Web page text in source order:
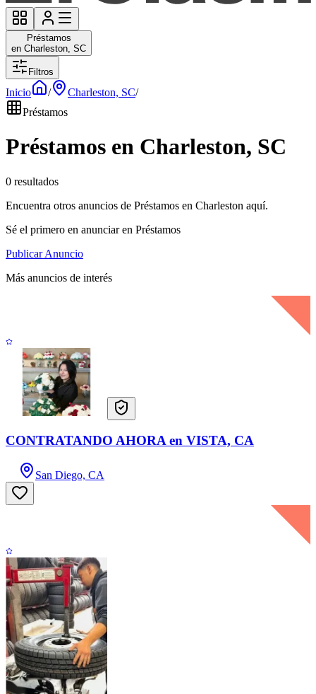
Préstamos
en Charleston, SC
Filtros
Inicio / Charleston, SC/
Préstamos
Préstamos en Charleston, SC
0 resultados
Encuentra otros anuncios de Préstamos en Charleston aquí.
Sé el primero en anunciar en Préstamos
Publicar Anuncio
Más anuncios de interés
CONTRATANDO AHORA en VISTA, CA
San Diego, CA